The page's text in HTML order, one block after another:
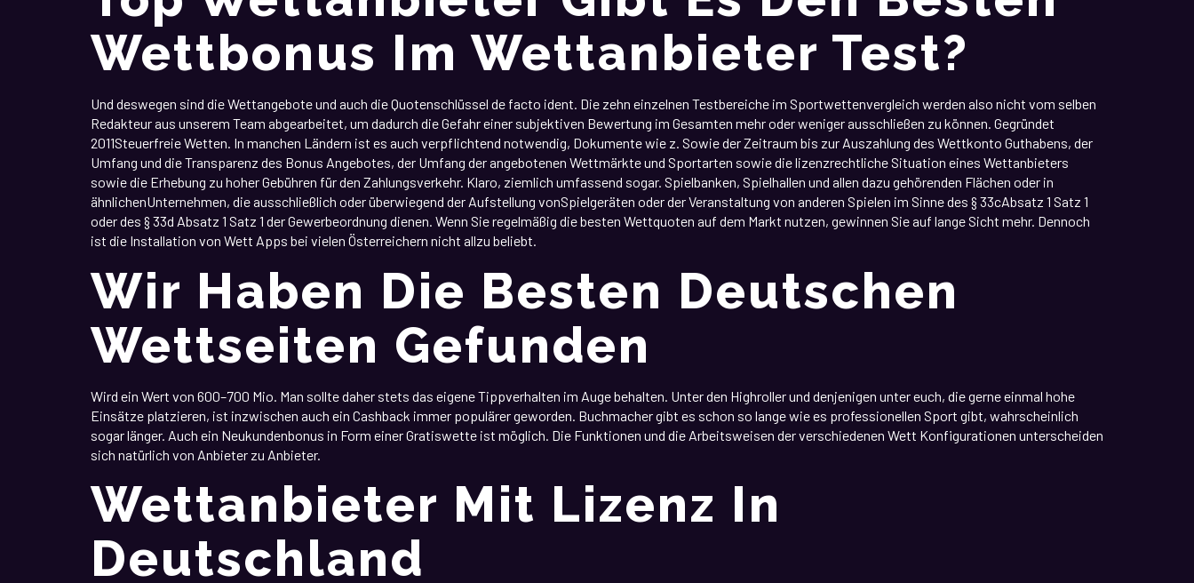
Wettbonus Im Wettanbieter Test?
Und deswegen sind die Wettangebote und auch die Quotenschlüssel de facto ident. Die zehn einzelnen Testbereiche im Sportwettenvergleich werden also nicht vom selben
Redakteur aus unserem Team abgearbeitet, um dadurch die Gefahr einer subjektiven Bewertung im Gesamten mehr oder weniger ausschließen zu können. Gegründet
2011Steuerfreie Wetten. In manchen Ländern ist es auch verpflichtend notwendig, Dokumente wie z. Sowie der Zeitraum bis zur Auszahlung des Wettkonto Guthabens, der
Umfang und die Transparenz des Bonus Angebotes, der Umfang der angebotenen Wettmärkte und Sportarten sowie die lizenzrechtliche Situation eines Wettanbieters
sowie die Erhebung zu hoher Gebühren für den Zahlungsverkehr. Klaro, ziemlich umfassend sogar. Spielbanken, Spielhallen und allen dazu gehörenden Flächen oder in
ähnlichenUnternehmen, die ausschließlich oder überwiegend der Aufstellung vonSpielgeräten oder der Veranstaltung von anderen Spielen im Sinne des § 33cAbsatz 1 Satz 1
oder des § 33d Absatz 1 Satz 1 der Gewerbeordnung dienen. Wenn Sie regelmäßig die besten Wettquoten auf dem Markt nutzen, gewinnen Sie auf lange Sicht mehr. Dennoch
ist die Installation von Wett Apps bei vielen Österreichern nicht allzu beliebt.
Wir Haben Die Besten Deutschen
Wettseiten Gefunden
Wird ein Wert von 600–700 Mio. Man sollte daher stets das eigene Tippverhalten im Auge behalten. Unter den Highroller und denjenigen unter euch, die gerne einmal hohe
Einsätze platzieren, ist inzwischen auch ein Cashback immer populärer geworden. Buchmacher gibt es schon so lange wie es professionellen Sport gibt, wahrscheinlich
sogar länger. Auch ein Neukundenbonus in Form einer Gratiswette ist möglich. Die Funktionen und die Arbeitsweisen der verschiedenen Wett Konfigurationen unterscheiden
sich natürlich von Anbieter zu Anbieter.
Wettanbieter Mit Lizenz In
Deutschland